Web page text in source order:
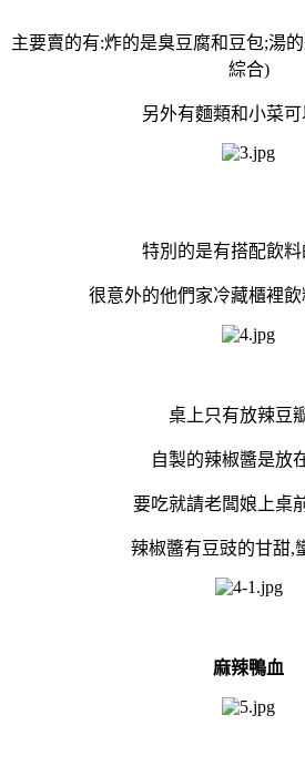
主要賣的有:炸的是臭豆腐和豆包;湯
綜合)
另外有麵類和小菜
特別的是有搭配飲
很意外的他們家冷藏櫃裡
桌上只有放辣豆
自製的辣椒醬是放
要吃就請老闆娘上桌
辣椒醬有豆豉的甘甜,
麻辣鴨血